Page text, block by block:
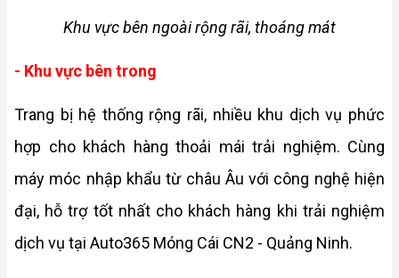
Khu vực bên ngoài rộng rãi, thoáng mát
- Khu vực bên trong
Trang bị hệ thống rộng rãi, nhiều khu dịch vụ phức
hợp cho khách hàng thoải mái trải nghiệm. Cùng
máy móc nhập khẩu từ châu Âu với công nghệ hiện
đại, hỗ trợ tốt nhất cho khách hàng khi trải nghiệm
dịch vụ tại Auto365 Móng Cái CN2 - Quảng Ninh.